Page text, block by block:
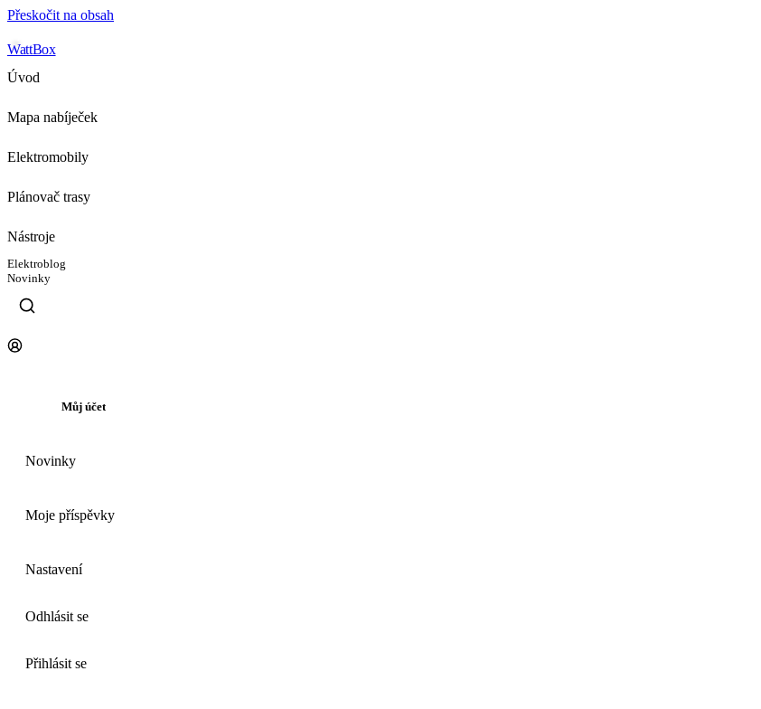
Přeskočit na obsah
WattBox
Úvod
Mapa nabíječek
Elektromobily
Plánovač trasy
Nástroje
Elektroblog
Novinky
Můj účet
Novinky
Moje příspěvky
Nastavení
Odhlásit se
Přihlásit se